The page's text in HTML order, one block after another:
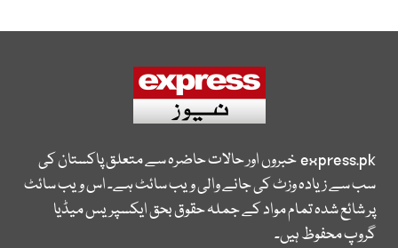
express.pkخبروں اور حالات حاضرہ سے متعلق پاکستان کی
سب سے زیادہ وزٹ کی جانے والی ویب سائٹ ہے۔ اس ویب سائٹ
پر شائع شدہ تمام مواد کے جملہ حقوق بحق ایکسپریس میڈیا
گروپ محفوظ ہیں۔